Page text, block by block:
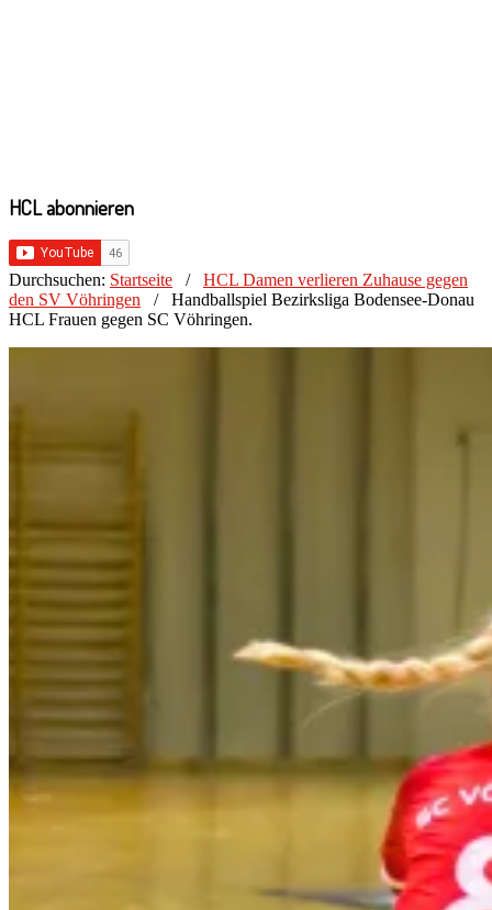
HCL abonnieren
Durchsuchen: Startseite /
HCL Damen verlieren Zuhause gegen
den SV Vöhringen
/
Handballspiel Bezirksliga Bodensee-Donau
HCL Frauen gegen SC Vöhringen.